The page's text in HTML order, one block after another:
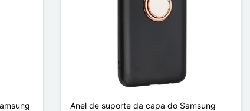
Anel de suporte da capa do Samsung